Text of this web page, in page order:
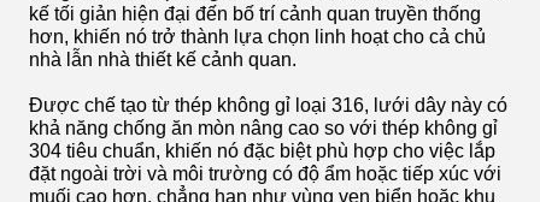
kế tối giản hiện đại đến bố trí cảnh quan truyền thống
hơn, khiến nó trở thành lựa chọn linh hoạt cho cả chủ
nhà lẫn nhà thiết kế cảnh quan.
Được chế tạo từ thép không gỉ loại 316, lưới dây này có
khả năng chống ăn mòn nâng cao so với thép không gỉ
304 tiêu chuẩn, khiến nó đặc biệt phù hợp cho việc lắp
đặt ngoài trời và môi trường có độ ẩm hoặc tiếp xúc với
muối cao hơn, chẳng hạn như vùng ven biển hoặc khu